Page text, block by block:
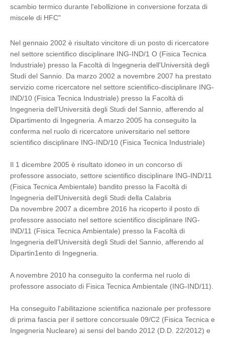
scambio termico durante l'ebollizione in conversione forzata di
miscele di HFC"
Nel gennaio 2002 è risultato vincitore di un posto di ricercatore
nel settore scientifico­ disciplinare ING-IND/1 O (Fisica Tecnica
Industriale) presso la Facoltà di Ingegneria dell'Università degli
Studi del Sannio. Da marzo 2002 a novembre 2007 ha prestato
servizio come ricercatore nel settore scientifico-disciplinare ING-
IND/10 (Fisica Tecnica Industriale) presso la Facoltà di
Ingegneria dell'Università degli Studi del Sannio, afferendo al
Dipartimento di Ingegneria. A marzo 2005 ha conseguito la
conferma nel ruolo di ricercatore universitario nel settore
scientifico disciplinare ING-IND/10 (Fisica Tecnica Industriale)
Il 1 dicembre 2005 è risultato idoneo in un concorso di
professore associato, settore scientifico disciplinare ING-IND/11
(Fisica Tecnica Ambientale) bandito presso la Facoltà di
Ingegneria dell'Università degli Studi della Calabria
Da novembre 2007 a dicembre 2016 ha ricoperto il posto di
professore associato nel settore scientifico disciplinare ING-
IND/11 (Fisica Tecnica Ambientale) presso la Facoltà di
Ingegneria dell'Università degli Studi del Sannio, afferendo al
Dipartin1ento di Ingegneria.
A novembre 2010 ha conseguito la conferma nel ruolo di
professore associato di Fisica Tecnica Ambientale (ING-IND/11).
Ha conseguito l'abilitazione scientifica nazionale per professore
di prima fascia per il settore concorsuale 09/C2 (Fisica Tecnica e
Ingegneria Nucleare) ai sensi del bando 2012 (D.D. 22/2012) e